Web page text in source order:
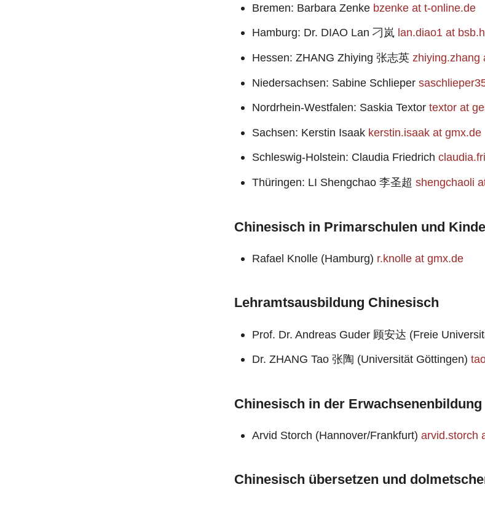
Bremen: Barbara Zenke bzenke at t-online.de
Hamburg: Dr. DIAO Lan 刁岚 lan.diao1 at
Hessen: ZHANG Zhiying 张志英 zhiying.zhang
Niedersachsen: Sabine Schlieper
Nordrhein-Westfalen: Saskia Textor textor at
Sachsen: Kerstin Isaak kerstin.isaak at gmx.de
Schleswig-Holstein: Claudia Friedrich
Thüringen: LI Shengchao 李圣超 shengchaoli
Chinesisch in Primarschulen und
Rafael Knolle (Hamburg) r.knolle at gmx.de
Lehramtsausbildung Chinesisch
Prof. Dr. Andreas Guder 顾安达 (Freie
Dr. ZHANG Tao 张陶 (Universität Göttingen)
Chinesisch in der Erwachsenenbildung
Arvid Storch (Hannover/Frankfurt) arvid.storch
Chinesisch übersetzen und